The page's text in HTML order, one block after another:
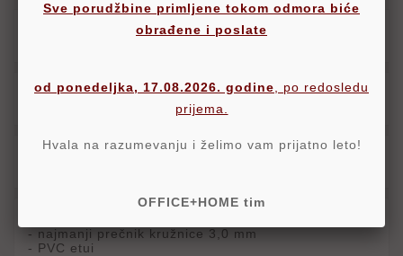
Detalji
Oznake
- najmanji prečnik kružnice 3,0 mm
- PVC etui
Sve porudžbine primljene tokom odmora biće
obrađene i poslate
od ponedeljka, 17.08.2026. godine , po redosledu
prijema.
Hvala na razumevanju i želimo vam prijatno leto!
OFFICE+HOME tim